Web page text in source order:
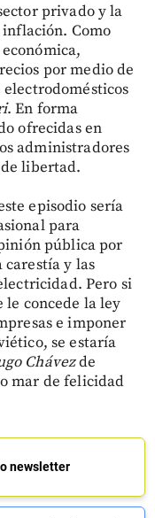
privado y la
inflación. Como
por medio de
. En forma
ofrecidas en
administradores
libertad.
episodio sería
para
pública por
y las
Pero si
concede la ley
e imponer
se estaría
Chávezde
mar de felicidad
newsletter